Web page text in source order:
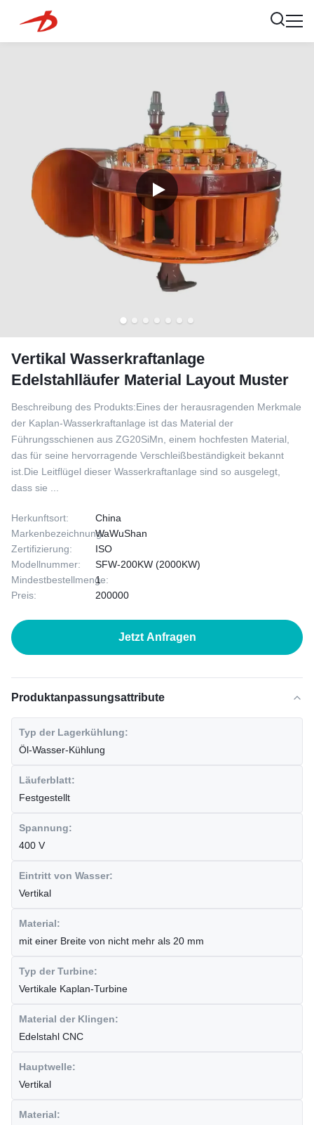
Vertikal Wasserkraftanlage
Edelstahlläufer Material Layout Muster
Beschreibung des Produkts:Eines der herausragenden Merkmale
der Kaplan-Wasserkraftanlage ist das Material der
Führungsschienen aus ZG20SiMn, einem hochfesten Material,
das für seine hervorragende Verschleißbeständigkeit bekannt
ist.Die Leitflügel dieser Wasserkraftanlage sind so ausgelegt,
dass sie ...
Herkunftsort:
China
Markenbezeichnung:WaWuShan
Zertifizierung:
ISO
Modellnummer:
SFW-200KW (2000KW)
Mindestbestellmenge:
1
Preis:
200000
Jetzt Anfragen
Produktanpassungsattribute
Typ der Lagerkühlung:
Öl-Wasser-Kühlung
Läuferblatt:
Festgestellt
Spannung:
400 V
Eintritt von Wasser:
Vertikal
Material:
mit einer Breite von nicht mehr als 20 mm
Typ der Turbine:
Vertikale Kaplan-Turbine
Material der Klingen:
Edelstahl CNC
Hauptwelle:
Vertikal
Material: